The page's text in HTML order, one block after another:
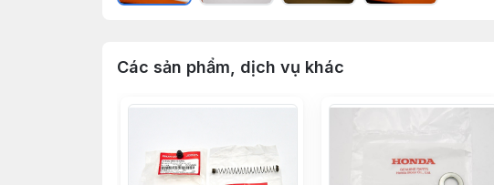
Các sản phẩm, dịch vụ khác